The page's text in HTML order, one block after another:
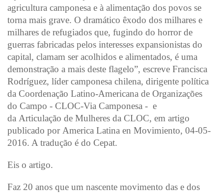
agricultura camponesa e à alimentação dos povos se
torna mais grave. O dramático êxodo dos milhares e
milhares de refugiados que, fugindo do horror de
guerras fabricadas pelos interesses expansionistas do
capital, clamam ser acolhidos e alimentados, é uma
demonstração a mais deste flagelo”, escreve Francisca
Rodríguez, líder camponesa chilena, dirigente política
da Coordenação Latino-Americana de Organizações
do Campo - CLOC-Via Camponesa - e
da Articulação de Mulheres da CLOC, em artigo
publicado por America Latina en Movimiento, 04-05-
2016. A tradução é do Cepat.
Eis o artigo.
Faz 20 anos que um nascente movimento das e dos